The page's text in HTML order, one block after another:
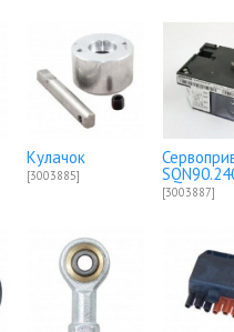
Кулачок
[3003885]
[3003887]